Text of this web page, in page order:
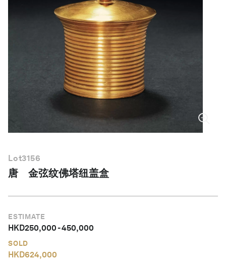
简体中文
Lot3156
唐 金弦纹佛塔纽盖盒
ESTIMATE
HKD250,000-450,000
SOLD
HKD624,000